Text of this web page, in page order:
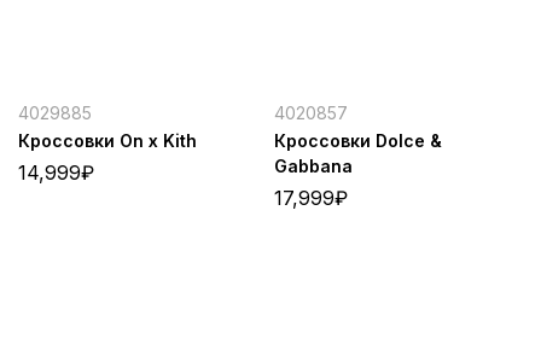
4029885
Кроссовки On x Kith
14,999₽
4020857
Кроссовки Dolce &
Gabbana
17,999₽